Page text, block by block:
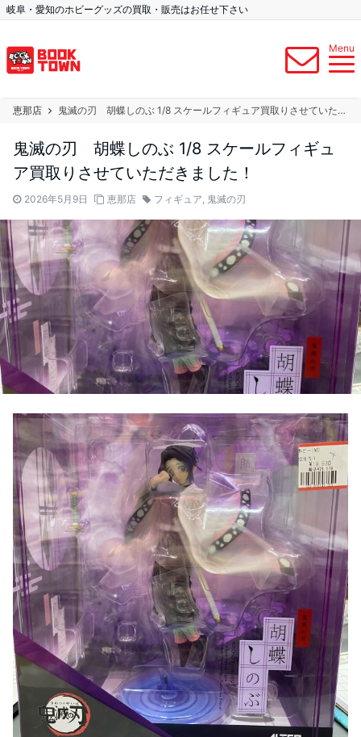
岐阜・愛知のホビーグッズの買取・販売はお任せ下さい
Menu
恵那店 鬼滅の刃 胡蝶しのぶ 1/8 スケールフィギュア買取りさせていただきました！
鬼滅の刃 胡蝶しのぶ 1/8 スケールフィギュ
ア買取りさせていただきました！
2026年5月9日 恵那店 フィギュア, 鬼滅の刃